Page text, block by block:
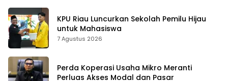
KPU Riau Luncurkan Sekolah Pemilu Hijau
untuk Mahasiswa
7 Agustus 2026
Perda Koperasi Usaha Mikro Meranti
Perluas Akses Modal dan Pasar